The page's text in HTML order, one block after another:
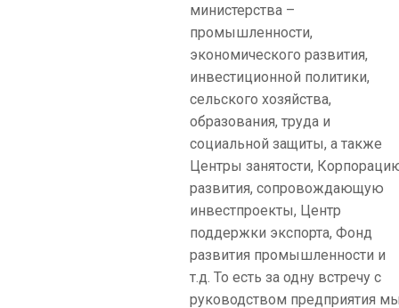
министерства –
промышленности,
экономического развития,
инвестиционной политики,
сельского хозяйства,
образования, труда и
социальной защиты, а также
Центры занятости,
развития, сопровождающую
инвестпроекты, Центр
поддержки экспорта, Фонд
развития промышленности и
т.д. То есть за одну встречу с
руководством предприятия